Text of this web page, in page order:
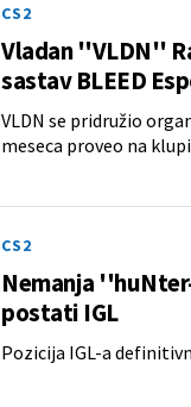
CS2
Vladan ''VLDN''
sastav BLEED
VLDN se pridružio
meseca proveo na
CS2
Nemanja
postati IGL
Pozicija IGL-a